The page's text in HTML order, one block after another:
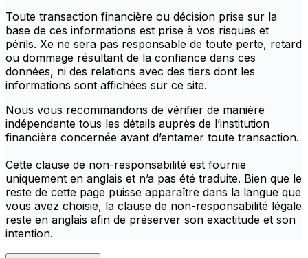
Toute transaction financière ou décision prise sur la
base de ces informations est prise à vos risques et
périls. Xe ne sera pas responsable de toute perte, retard
ou dommage résultant de la confiance dans ces
données, ni des relations avec des tiers dont les
informations sont affichées sur ce site.
Nous vous recommandons de vérifier de manière
indépendante tous les détails auprès de l’institution
financière concernée avant d’entamer toute transaction.
Cette clause de non-responsabilité est fournie
uniquement en anglais et n’a pas été traduite. Bien que le
reste de cette page puisse apparaître dans la langue que
vous avez choisie, la clause de non-responsabilité légale
reste en anglais afin de préserver son exactitude et son
intention.